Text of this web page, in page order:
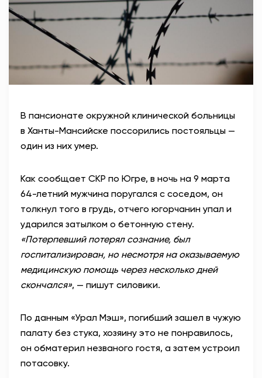
АНТИТЕРРОР
НОВОСТИ
ОФИЦИАЛЬНО
82,17
В пансионате окружной клинической больницы
в Ханты-Мансийске поссорились постояльцы —
один из них умер.
Как сообщает СКР по Югре, в ночь на 9 марта
64-летний мужчина поругался с соседом, он
толкнул того в грудь, отчего югорчанин упал и
ударился затылком о бетонную стену.
«Потерпевший потерял сознание, был
госпитализирован, но несмотря на оказываемую
медицинскую помощь через несколько дней
скончался», — пишут силовики.
По данным «Урал Мэш», погибший зашел в чужую
палату без стука, хозяину это не понравилось,
он обматерил незваного гостя, а затем устроил
потасовку.